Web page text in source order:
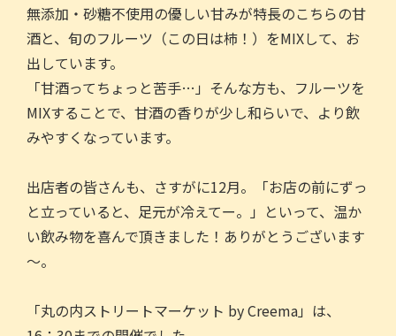
無添加・砂糖不使用の優しい甘みが特長のこちらの甘
酒と、旬のフルーツ（この日は柿！）をMIXして、お
出しています。
「甘酒ってちょっと苦手…」そんな方も、フルーツを
MIXすることで、甘酒の香りが少し和らいで、より飲
みやすくなっています。
出店者の皆さんも、さすがに12月。「お店の前にずっ
と立っていると、足元が冷えてー。」といって、温か
い飲み物を喜んで頂きました！ありがとうございます
～。
「丸の内ストリートマーケット by Creema」は、